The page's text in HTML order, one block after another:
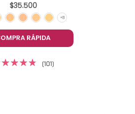
$35.500
RÁPIDA
(101)